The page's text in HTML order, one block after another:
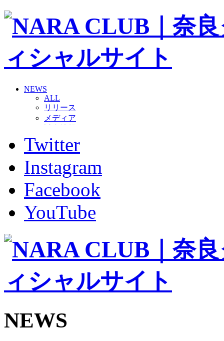
NEWS
ALL
リリース
メディア
グッズ
ファンコミュニティ
ホームタウン
コラム
その他
TEAM
2026/27トップチーム
2026/27トップチームスタッフ
バモス
チアダンススクール
ボランティアチーム「volundeer」
ビクトリーロード
HOMEGAME
観戦ルール＆マナー
Jリーグ運営管理規定
写真・動画使用ガイドライン
Twitter
Instagram
Facebook
YouTube
NEWS